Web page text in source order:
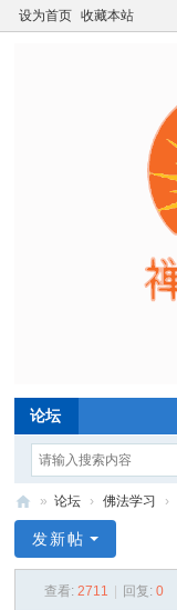
设为首页 收藏本站
论坛
净
» 论坛 › 佛法学习 ›
发新帖
查看: 2711 回复: 0